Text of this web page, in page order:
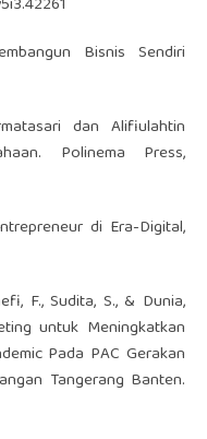
Bisnis Sendiri
dan Alifiulahtin
Polinema Press,
di Era-Digital,
F., Sudita, S., & Dunia,
untuk Meningkatkan
Pada PAC Gerakan
Tangerang Banten.